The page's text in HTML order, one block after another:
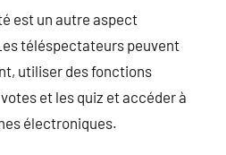
est un autre aspect
téléspectateurs peuvent
utiliser des fonctions
et les quiz et accéder à
électroniques.